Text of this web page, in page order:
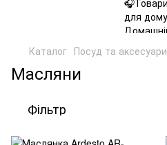
Каталог Посуд та аксесуари
Масляни
Фільтр